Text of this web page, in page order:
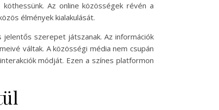
Az online közösségek révén a
élmények kialakulását.
jelentős szerepet játszanak. Az információk
váltak. A közösségi média nem csupán
módját. Ezen a színes platformon